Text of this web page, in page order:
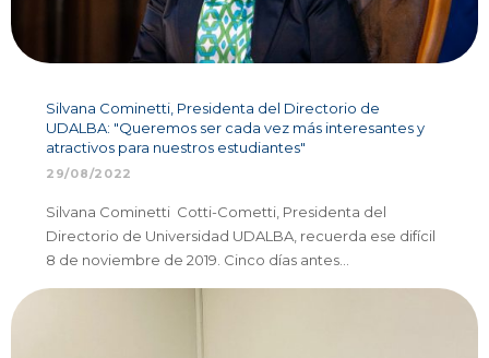
Silvana Cominetti, Presidenta del Directorio de
UDALBA: "Queremos ser cada vez más interesantes y
atractivos para nuestros estudiantes"
29/08/2022
Silvana Cominetti Cotti-Cometti, Presidenta del
Directorio de Universidad UDALBA, recuerda ese difícil
8 de noviembre de 2019. Cinco días antes…